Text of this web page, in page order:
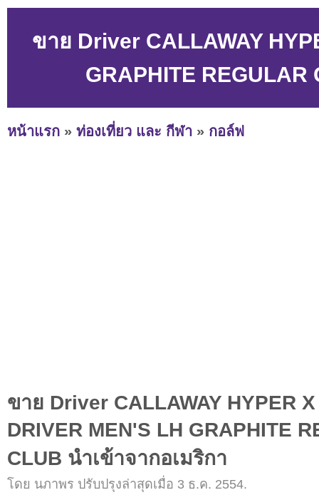
ขาย Driver CALLAWAY
GRAPHITE REGULAR
หน้าแรก » ท่องเที่ยว และ กีฬา » กอล์ฟ
ขาย Driver CALLAWAY HYPER
DRIVER MEN'S LH GRAPHITE
CLUB นำเข้าจากอเมริกา
โดย นภาพร ปรับปรุงล่าสุดเมื่อ 3 ธ.ค. 2554.